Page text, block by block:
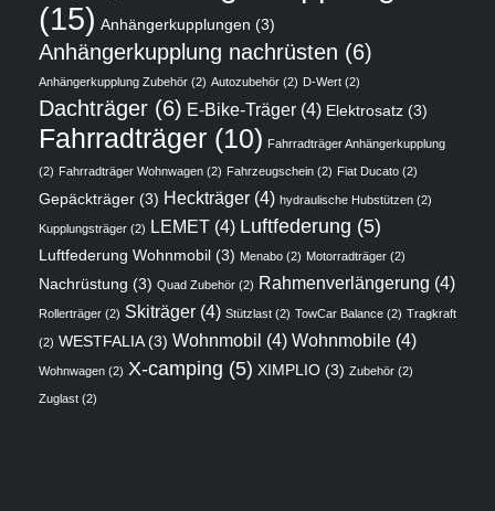
(15) Anhängerkupplungen (3)
Anhängerkupplung nachrüsten (6)
Anhängerkupplung Zubehör (2) Autozubehör (2) D-Wert (2)
Dachträger (6) E-Bike-Träger (4) Elektrosatz (3)
Fahrradträger (10) Fahrradträger Anhängerkupplung
(2) Fahrradträger Wohnwagen (2) Fahrzeugschein (2) Fiat Ducato (2)
Gepäckträger (3) Heckträger (4) hydraulische Hubstützen (2)
Kupplungsträger (2) LEMET (4) Luftfederung (5)
Luftfederung Wohnmobil (3) Menabo (2) Motorradträger (2)
Nachrüstung (3) Quad Zubehör (2) Rahmenverlängerung (4)
Rollerträger (2) Skiträger (4) Stützlast (2) TowCar Balance (2) Tragkraft
(2) WESTFALIA(3) Wohnmobil (4) Wohnmobile (4)
Wohnwagen (2) X-camping (5) XIMPLIO (3) Zubehör (2)
Zuglast (2)